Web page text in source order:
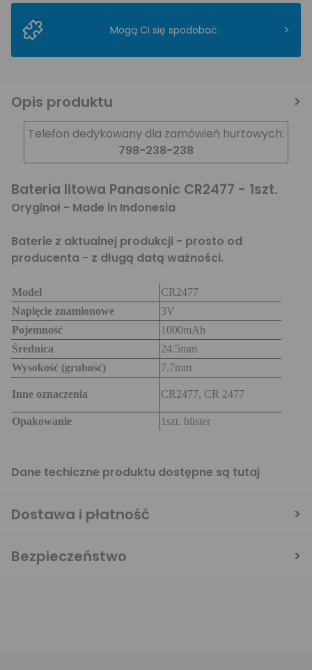
Mogą Ci się spodobać >
Opis produktu
Telefon dedykowany dla zamówień hurtowych:
798-238-238
Bateria litowa Panasonic CR2477 - 1szt.
Oryginał - Made in Indonesia
Baterie z aktualnej produkcji - prosto od
producenta - z długą datą ważności.
Model
CR2477
Napięcie znamionowe
3V
Pojemność
1000mAh
Średnica
24.5mm
Wysokość (grubość)
7.7mm
Inne oznaczenia CR2477, CR 2477
Opakowanie 1szt. blister
Dane techiczne produktu dostępne są tutaj
Dostawa i płatność
Bezpieczeństwo